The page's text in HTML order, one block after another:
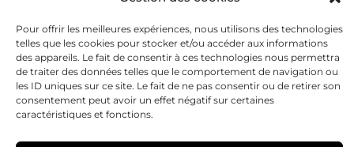
Pour offrir les meilleures expériences, nous utilisons des technologies
telles que les cookies pour stocker et/ou accéder aux informations
des appareils. Le fait de consentir à ces technologies nous permettra
de traiter des données telles que le comportement de navigation ou
les ID uniques sur ce site. Le fait de ne pas consentir ou de retirer son
consentement peut avoir un effet négatif sur certaines
caractéristiques et fonctions.
nos prestations